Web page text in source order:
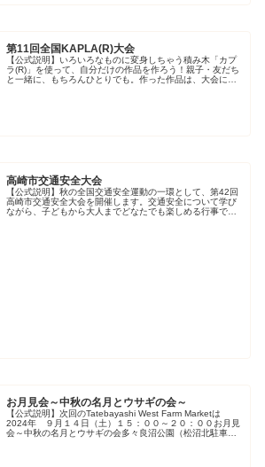
第11回全国KAPLA(R)大会
【公式説明】いろいろなものに変身しちゃう積み木「カプ
ラ(R)」を使って、自分だけの作品を作ろう！親子・友だち
と一緒に、もちろんひとりでも。作った作品は、大会にエ
高崎市交通安全大会
【公式説明】秋の全国交通安全運動の一環として、第42回
高崎市交通安全大会を開催します。交通安全について学び
ながら、子どもから大人までどなたでも楽しめる行事で
お月見会～中秋の名月とウサギの会～
【公式説明】次回のTatebayashi West Farm Marketは
2024年 ９月１４日（土）１５：００～２０：００お月見
会～中秋の名月とウサギの会多々良沼公園（松沼北駐車